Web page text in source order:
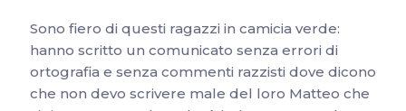
Sono fiero di questi ragazzi in camicia verde:
hanno scritto un comunicato senza errori di
ortografia e senza commenti razzisti dove dicono
che non devo scrivere male del loro Matteo che